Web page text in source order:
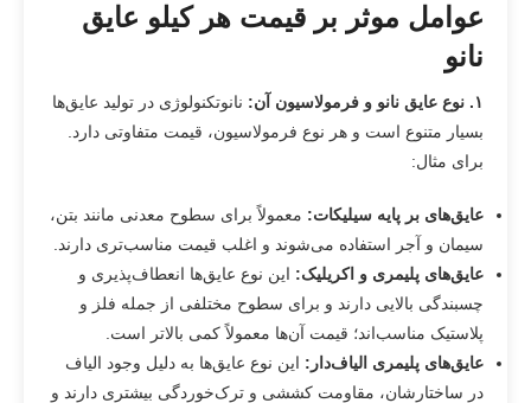
عوامل موثر بر قیمت هر کیلو عایق
نانو
۱. نوع عایق نانو و فرمولاسیون آن: نانوتکنولوژی در تولید عایق‌ها
بسیار متنوع است و هر نوع فرمولاسیون، قیمت متفاوتی دارد.
برای مثال:
عایق‌های بر پایه سیلیکات: معمولاً برای سطوح معدنی مانند بتن،
سیمان و آجر استفاده می‌شوند و اغلب قیمت مناسب‌تری دارند.
عایق‌های پلیمری و اکریلیک: این نوع عایق‌ها انعطاف‌پذیری و
چسبندگی بالایی دارند و برای سطوح مختلفی از جمله فلز و
پلاستیک مناسب‌اند؛ قیمت آن‌ها معمولاً کمی بالاتر است.
عایق‌های پلیمری الیاف‌دار : این نوع عایق‌ها به دلیل وجود الیاف
در ساختارشان، مقاومت کششی و ترک‌خوردگی بیشتری دارند و